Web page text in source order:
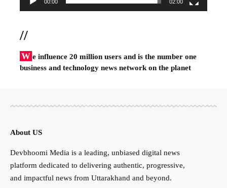
00:00 02:00
//
W e influence 20 million users and is the number one
business and technology news network on the planet
About US
Devbhoomi Media is a leading, unbiased digital news
platform dedicated to delivering authentic, progressive,
and impactful news from Uttarakhand and beyond.